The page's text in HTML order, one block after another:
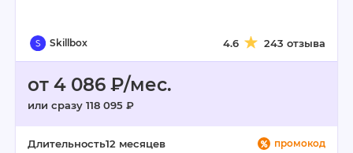
Skillbox 4.6 243 отзыва
от 4 086 ₽/мес.
или сразу 118 095 ₽
промокод
Длительность12 месяцев